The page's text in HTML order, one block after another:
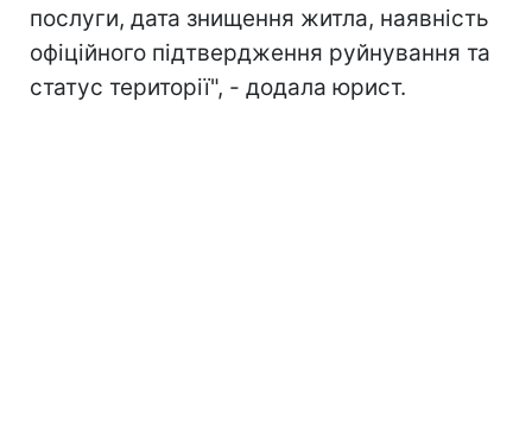
послуги, дата знищення житла, наявність
офіційного підтвердження руйнування та
статус території", - додала юрист.